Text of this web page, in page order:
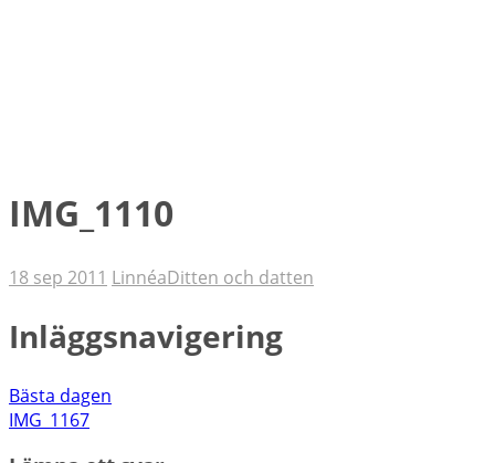
IMG_1110
18 sep 2011 LinnéaDitten och datten
Inläggsnavigering
Bästa dagen
IMG_1167